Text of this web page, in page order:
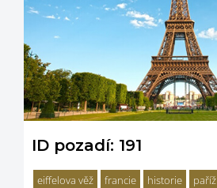
ID pozadí: 191
eiffelova věž francie historie paříž